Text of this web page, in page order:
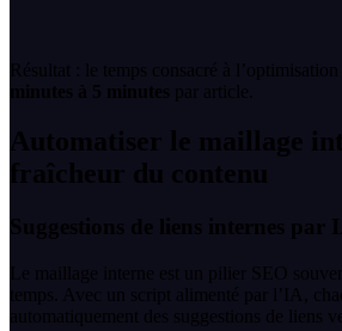
Résultat : le temps consacré à
minutes à 5 minutes par article.
Automatiser le maillage
fraîcheur du contenu
Suggestions de liens internes par
Le maillage interne est un pilier SEO
temps. Avec un script alimenté par l’IA,
automatiquement des suggestions de liens